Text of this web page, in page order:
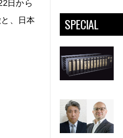
日から
、日本
SPECIAL